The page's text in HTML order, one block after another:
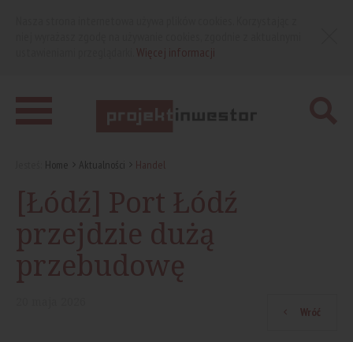
Home Aktualności Handel
[Łódź] Port Łódź
przejdzie dużą
przebudowę
Wróć